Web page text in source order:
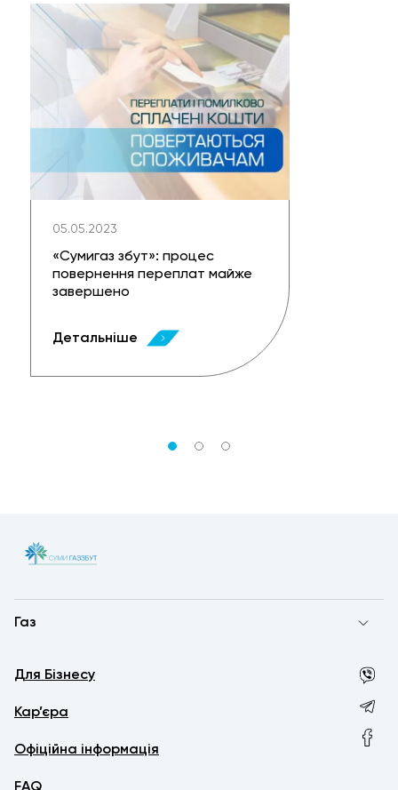
05.05.2023
«Сумигаз збут»: процес
повернення переплат майже
завершено
Детальніше
Газ
Для Бізнесу
Кар’єра
Офіційна інформація